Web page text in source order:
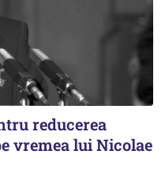
reducerea
vremea lui Nicolae